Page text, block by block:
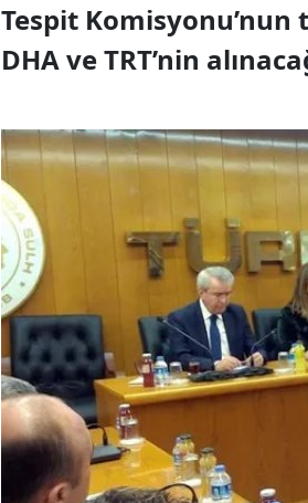
Tespit Komisyonu’nun
DHA ve TRT’nin